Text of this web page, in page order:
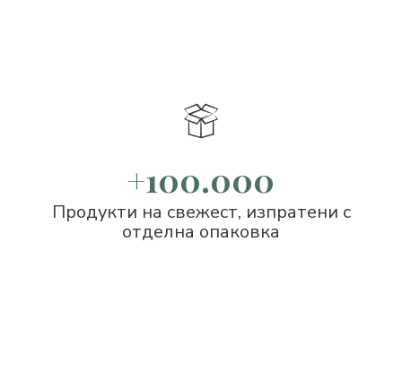
+100.000
Продукти на свежест, изпратени с
отделна опаковка